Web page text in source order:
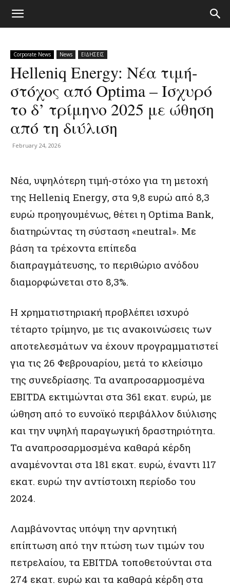
Corporate News News ΕΙΔΗΣΕΙΣ
Helleniq Energy: Νέα τιμή-
στόχος από Optima – Ισχυρό
το δ’ τρίμηνο 2025 με ώθηση
από τη διύλιση
February 24, 2026
Νέα, υψηλότερη τιμή-στόχο για τη μετοχή
της Helleniq Energy, στα 9,8 ευρώ από 8,3
ευρώ προηγουμένως, θέτει η Optima Bank,
διατηρώντας τη σύσταση «neutral». Με
βάση τα τρέχοντα επίπεδα
διαπραγμάτευσης, το περιθώριο ανόδου
διαμορφώνεται στο 8,3%.
Η χρηματιστηριακή προβλέπει ισχυρό
τέταρτο τρίμηνο, με τις ανακοινώσεις των
αποτελεσμάτων να έχουν προγραμματιστεί
για τις 26 Φεβρουαρίου, μετά το κλείσιμο
της συνεδρίασης. Τα αναπροσαρμοσμένα
EBITDA εκτιμώνται στα 361 εκατ. ευρώ, με
ώθηση από το ευνοϊκό περιβάλλον διύλισης
και την υψηλή παραγωγική δραστηριότητα.
Τα αναπροσαρμοσμένα καθαρά κέρδη
αναμένονται στα 181 εκατ. ευρώ, έναντι 117
εκατ. ευρώ την αντίστοιχη περίοδο του
2024.
Λαμβάνοντας υπόψη την αρνητική
επίπτωση από την πτώση των τιμών του
πετρελαίου, τα EBITDA τοποθετούνται στα
274 εκατ. ευρώ και τα καθαρά κέρδη στα